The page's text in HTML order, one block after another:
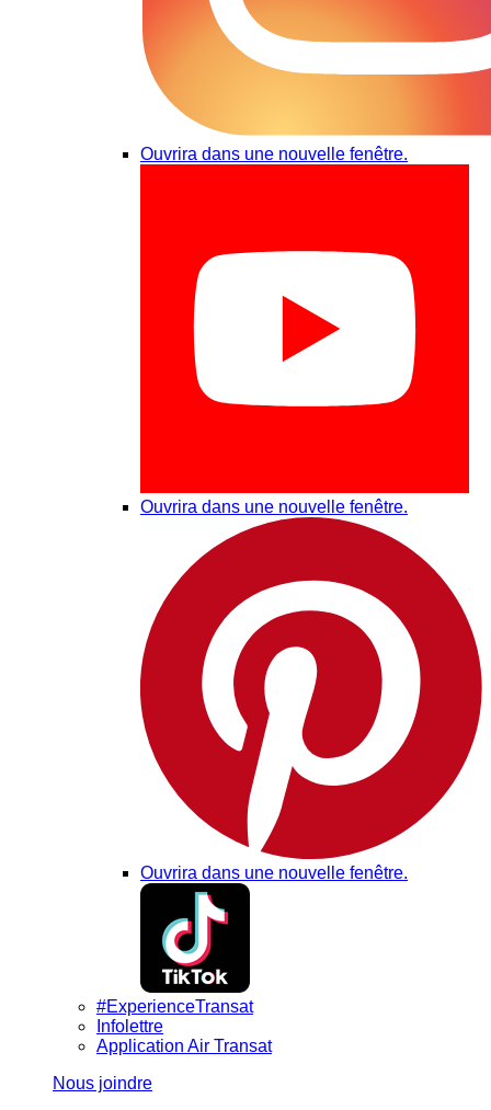
Ouvrira dans une nouvelle fenêtre.
Ouvrira dans une nouvelle fenêtre.
Ouvrira dans une nouvelle fenêtre.
#ExperienceTransat
Infolettre
Application Air Transat
Nous joindre